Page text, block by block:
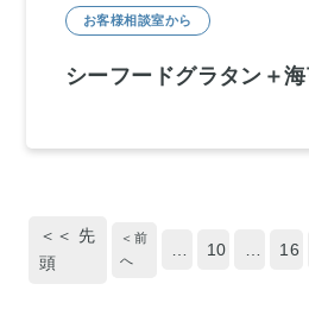
お客様相談室から
シーフードグラタン＋海
＜＜ 先
頭
＜ 前
へ
10 16